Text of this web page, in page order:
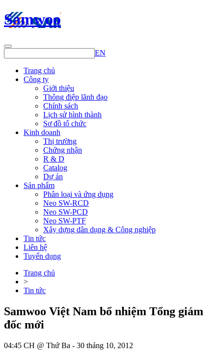
Samwoo
EN
Trang chủ
Công ty
Giới thiệu
Thông điệp lãnh đạo
Chính sách
Lịch sử hình thành
Sơ đồ tổ chức
Kinh doanh
Thị trường
Chứng nhận
R & D
Catalog
Dự án
Sản phẩm
Phân loại và ứng dụng
Neo SW-RCD
Neo SW-PCD
Neo SW-PTF
Xây dựng dân dụng & Công nghiệp
Tin tức
Liên hệ
Tuyển dụng
Trang chủ
>
Tin tức
Samwoo Việt Nam bổ nhiệm Tổng giám
đốc mới
04:45 CH @ Thứ Ba - 30 tháng 10, 2012